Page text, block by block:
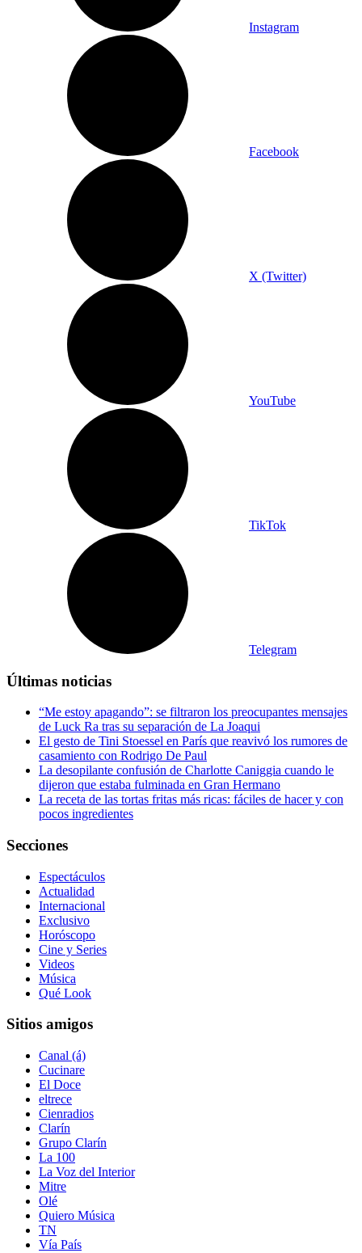
Instagram
Facebook
X (Twitter)
YouTube
TikTok
Telegram
Últimas noticias
“Me estoy apagando”: se filtraron los preocupantes mensajes
de Luck Ra tras su separación de La Joaqui
El gesto de Tini Stoessel en París que reavivó los rumores de
casamiento con Rodrigo De Paul
La desopilante confusión de Charlotte Caniggia cuando le
dijeron que estaba fulminada en Gran Hermano
La receta de las tortas fritas más ricas: fáciles de hacer y con
pocos ingredientes
Secciones
Espectáculos
Actualidad
Internacional
Exclusivo
Horóscopo
Cine y Series
Videos
Música
Qué Look
Sitios amigos
Canal (á)
Cucinare
El Doce
eltrece
Cienradios
Clarín
Grupo Clarín
La 100
La Voz del Interior
Mitre
Olé
Quiero Música
TN
Vía País